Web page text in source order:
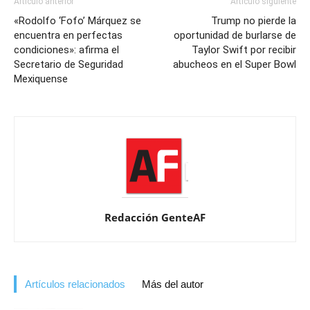
«Rodolfo ‘Fofo’ Márquez se
encuentra en perfectas
condiciones»: afirma el
Secretario de Seguridad
Mexiquense
Trump no pierde la
oportunidad de burlarse de
Taylor Swift por recibir
abucheos en el Super Bowl
Redacción GenteAF
Artículos relacionados Más del autor